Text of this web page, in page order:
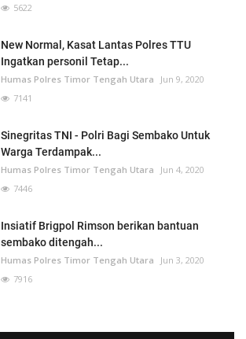
5622
New Normal, Kasat Lantas Polres TTU
Ingatkan personil Tetap...
Humas Polres Timor Tengah Utara
Jun 9, 2020
7141
Sinegritas TNI - Polri Bagi Sembako Untuk
Warga Terdampak...
Humas Polres Timor Tengah Utara
Jun 4, 2020
7446
Insiatif Brigpol Rimson berikan bantuan
sembako ditengah...
Humas Polres Timor Tengah Utara
Jun 3, 2020
7916